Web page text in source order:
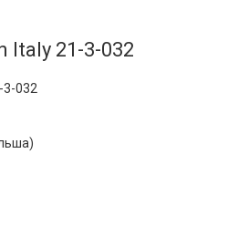
Italy 21-3-032
3-032